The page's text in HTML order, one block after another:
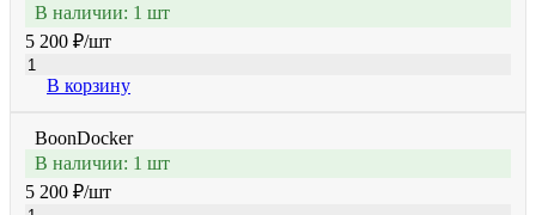
В наличии: 1 шт
5 200 ₽/шт
В корзину
BoonDocker
В наличии: 1 шт
5 200 ₽/шт